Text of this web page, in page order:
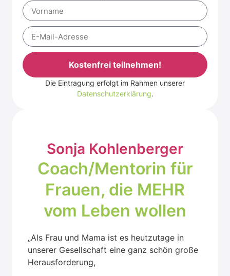
Son­ja Koh­len­ber­ger
Coach/Mentorin für
Frau­en, die MEHR
vom Leben wol­len
„Als Frau und Mama ist es heut­zu­ta­ge in
unse­rer Gesell­schaft eine ganz schön gro­ße
Her­aus­for­de­rung,
Kostenfrei teilnehmen!
Alternative:
Die Eintragung erfolgt im Rahmen unserer
Datenschutzerklärung.